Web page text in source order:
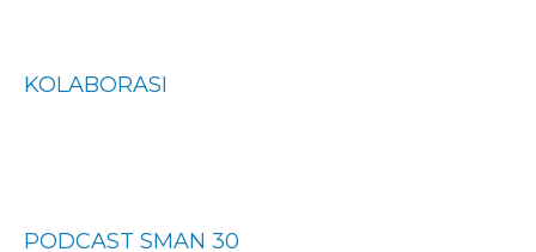
KOLABORASI
PODCAST SMAN 30